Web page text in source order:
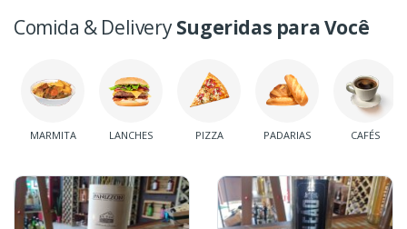
Comida & DeliverySugeridas para Você
MARMITA LANCHES PIZZA PADARIAS CAFÉS